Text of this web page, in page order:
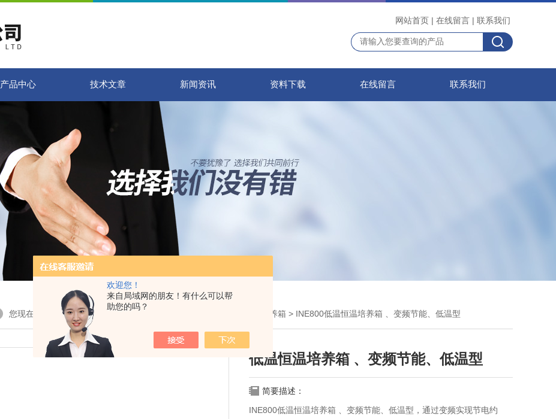
欢迎您！
来自局域网的朋友！有什么可以帮
助您的吗？
网站首页 | 在线留言 | 联系我们
产品中心 技术文章 新闻资讯 资料下载 在线留言 联系我们
您现在的位置：首页> 产品展示 > 日本雅马拓[通用仪器] 低温恒温培养箱 > INE800低温恒温培养箱 、变频节能、低温型
低温恒温培养箱 、变频节能、低温型
简要描述：
INE800低温恒温培养箱 、变频节能、低温型，通过变频实现节电约